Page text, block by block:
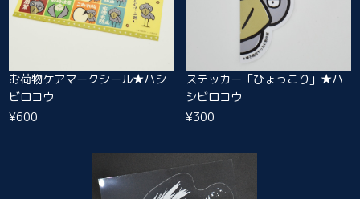
お荷物ケアマークシール★ハシ
ビロコウ
¥600
ステッカー「ひょっこり」★ハ
シビロコウ
¥300